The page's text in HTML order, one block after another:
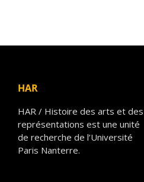
HAR
HAR / Histoire des arts et des
représentations est une unité
de recherche de l’Université
Paris Nanterre.